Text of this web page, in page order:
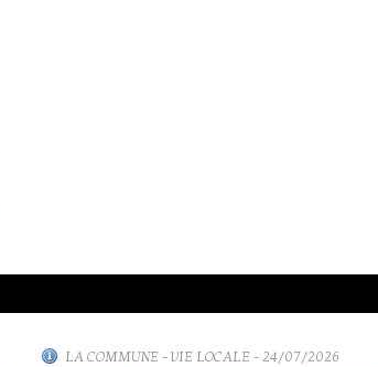
LA COMMUNE-VIE LOCALE- 24/07/2026